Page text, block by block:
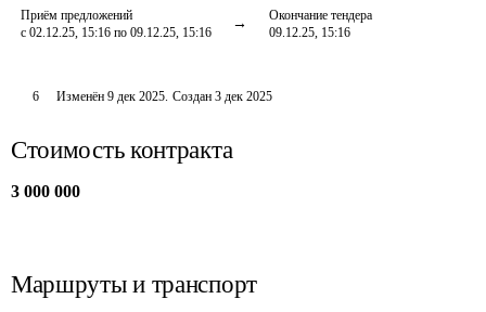
Приём предложений
с 02.12.25, 15:16 по 09.12.25, 15:16
Окончание тендера
09.12.25, 15:16
6 Изменён 9 дек 2025. Создан 3 дек 2025
Стоимость контракта
3 000 000
Маршруты и транспорт